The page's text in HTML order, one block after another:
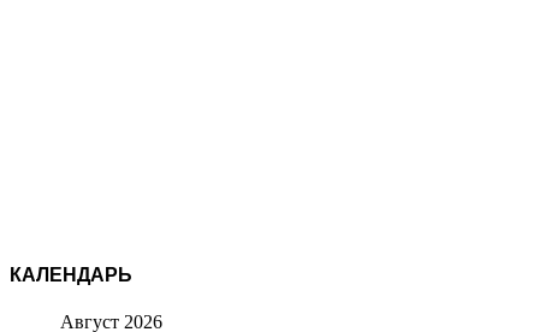
КАЛЕНДАРЬ
Август 2026